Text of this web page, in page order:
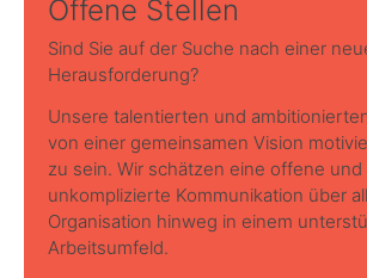
Offene Stellen
Sind Sie auf der Suche nach einer
Herausforderung?
Unsere talentierten und
von einer gemeinsamen Vision
zu sein. Wir schätzen eine offene und
unkomplizierte Kommunikation über
Organisation hinweg in einem
Arbeitsumfeld.